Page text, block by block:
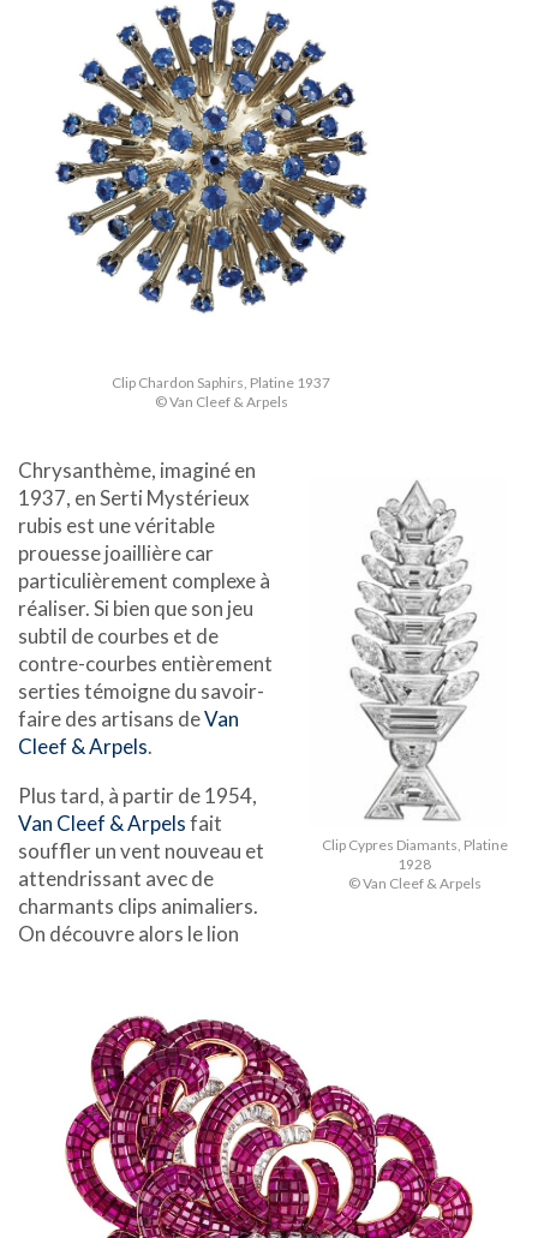
Clip Chardon Saphirs, Platine 1937
© Van Cleef & Arpels
Clip Cypres Diamants, Platine
1928
© Van Cleef & Arpels
Chrysanthème, imaginé en
1937, en Serti Mystérieux
rubis est une véritable
prouesse joaillière car
particulièrement complexe à
réaliser. Si bien que son jeu
subtil de courbes et de
contre-courbes entièrement
serties témoigne du savoir-
faire des artisans deVan
Cleef & Arpels.
Plus tard, à partir de 1954,
Van Cleef & Arpelsfait
souffler un vent nouveau et
attendrissant avec de
charmants clips animaliers.
On découvre alors le lion